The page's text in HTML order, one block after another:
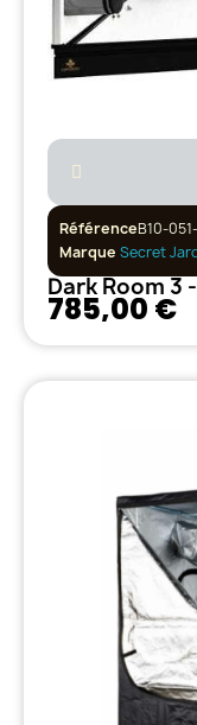
RéférenceB10-
Marque Secret
Dark Room 3
785,00 €